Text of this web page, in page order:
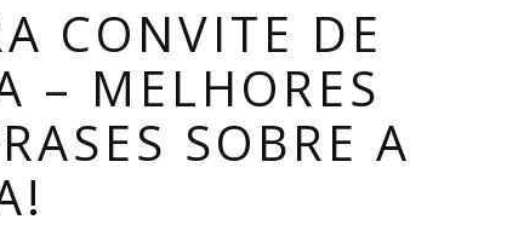
CONVITE DE
– MELHORES
SOBRE A